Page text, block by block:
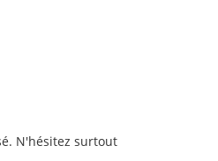
N'hésitez surtout